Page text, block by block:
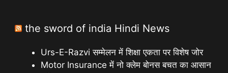
the sword of india Hindi News
Urs-E-Razvi सम्मेलन में शिक्षा एकता पर विशेष जोर
Motor Insurance में नो क्लेम बोनस बचत का आसान